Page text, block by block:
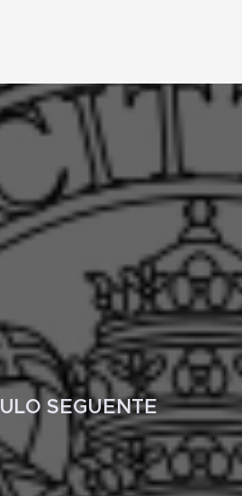
SEGUENTE